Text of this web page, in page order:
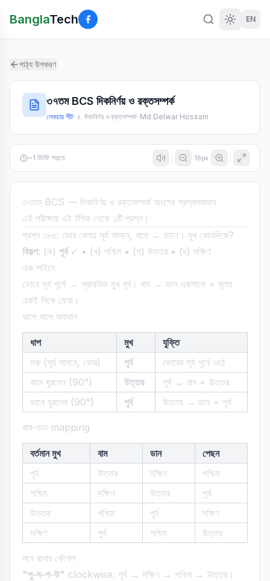
BanglaTech EN
পাঠ্য উপকরণ
৩৭তম BCS দিকনির্ণয় ও রক্তসম্পর্ক
লেকচার শীট· ৫. দিকনির্ণয় ও রক্তসম্পর্ক· Md Delwar Hossain
~1 মিনিট পড়তে 16px
৩৭তম BCS — দিকনির্ণয় ও রক্তসম্পর্ক অংশের প্রশ্নসমাধান
এই পরীক্ষায় এই টপিক থেকে ১টি প্রশ্ন।
প্রশ্ন ১৮৫: ভোর বেলায় সূর্য সামনে, বামে → ডানে। মুখ কোনদিকে?
বিকল্প: (ক) পূর্ব✓ • (খ) পশ্চিম • (গ) উত্তর • (ঘ) দক্ষিণ
এক লাইনে
ভোরে সূর্য পূর্বে → প্রাথমিক মুখ পূর্ব। বাম → ডান একসাথে = মূলত
একই দিকে ফেরা।
ধাপে ধাপে সমাধান
ধাপ মুখ
যুক্তি
শুরু (সূর্য সামনে, ভোর)
পূর্ব
ভোরের সূর্য পূর্বে ওঠে
বামে ঘুরলেন (90°)
উত্তর
পূর্ব → বাম = উত্তর
ডানে ঘুরলেন (90°)
পূর্ব উত্তর → ডান = পূর্ব
বাম-ডান mapping
বর্তমান মুখ বাম ডান
পেছন
পূর্ব
উত্তর দক্ষিণ
পশ্চিম
পশ্চিম
দক্ষিণ উত্তর
পূর্ব
উত্তর
পশ্চিম পূর্ব
দক্ষিণ
দক্ষিণ
পূর্ব পশ্চিম উত্তর
মনে রাখার কৌশল
"পু-দ-প-উ" clockwise: পূর্ব → দক্ষিণ → পশ্চিম → উত্তর।